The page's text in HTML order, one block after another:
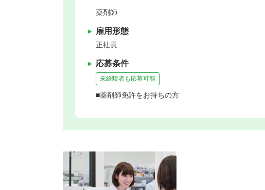
薬剤師
雇用形態
正社員
応募条件
未経験者も応募可能
■薬剤師免許をお持ちの方